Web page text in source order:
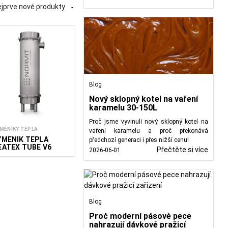
ze dvou trubek,
nebo ke znečištění
zajišťují rychlý a
produktů. Ve
klíčové zejména při
či jiných produktů,
přesné regulace
pro potravinářský
efektivitu.
konzistentní
požadavky
nové produkty 
TEPLA
TEPLA
TUBE V6
Blog
Nový sklopný kotel na vaření
karamelu 30-150L
Proč jsme vyvinuli nový sklopný kotel na
vaření karamelu a proč překonává
předchozí generaci i přes nižší cenu!
2026-06-01
Přečtěte si více
Blog
Proč moderní pásové pece
nahrazují dávkové pražicí